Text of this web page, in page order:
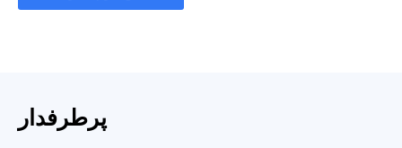
پرطرفدار